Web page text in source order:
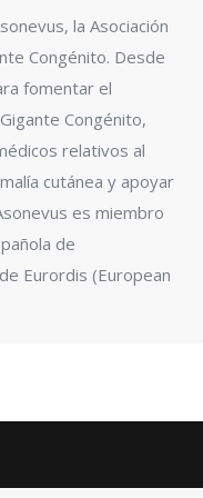
la Asociación
Congénito. Desde
fomentar el
Congénito,
relativos al
cutánea y apoyar
es miembro
de
Eurordis (European